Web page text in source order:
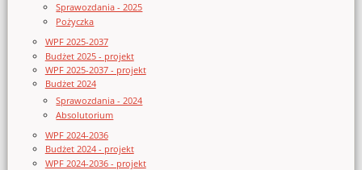
Sprawozdania - 2025
Pożyczka
WPF 2025-2037
Budżet 2025 - projekt
WPF 2025-2037 - projekt
Budżet 2024
Sprawozdania - 2024
Absolutorium
WPF 2024-2036
Budżet 2024 - projekt
WPF 2024-2036 - projekt